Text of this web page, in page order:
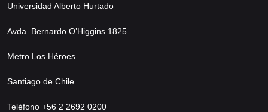
Universidad Alberto Hurtado
Avda. Bernardo O’Higgins 1825
Metro Los Héroes
Santiago de Chile
Teléfono +56 2 2692 0200